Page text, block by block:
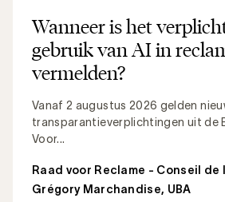
Wanneer is het
gebruik van AI in
vermelden?
Vanaf 2 augustus 2026 gelden
transparantieverplichtingen uit de
Voor...
Raad voor Reclame - Conseil de
Grégory Marchandise, UBA